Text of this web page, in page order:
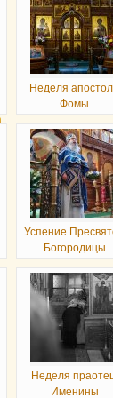
Неделя
Фомы
Успение
Богородицы
Неделя
Именины